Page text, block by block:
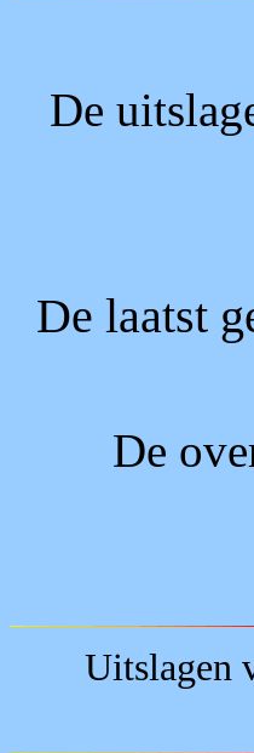
De
De laatst
De
Uitslagen